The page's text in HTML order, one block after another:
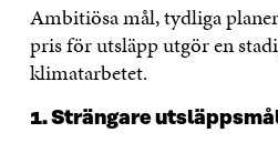
Ambitiösa mål, tydliga
pris för utsläpp utgör en
klimatarbetet.
1. Strängare